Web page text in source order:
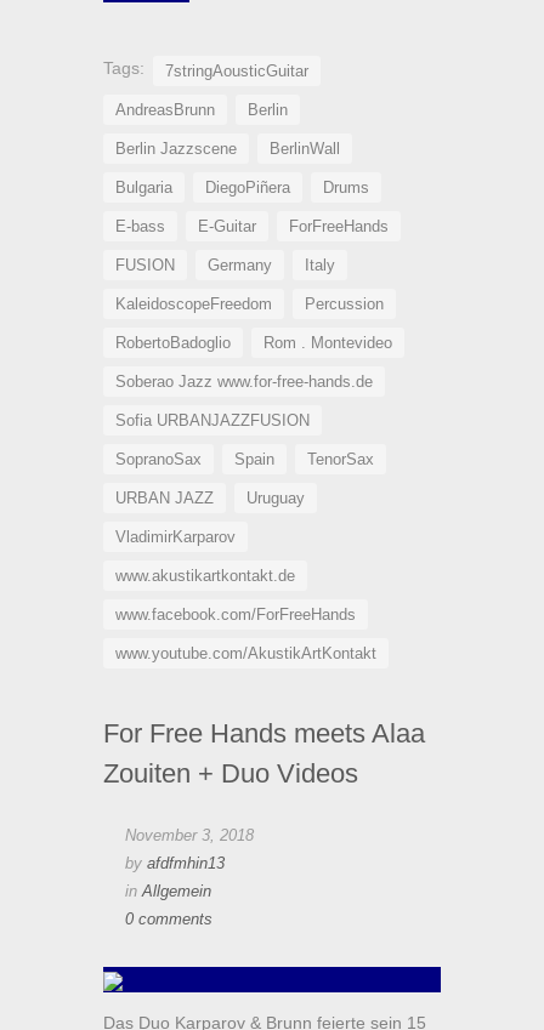
Tags: 7stringAousticGuitar
AndreasBrunn Berlin
Berlin Jazzscene BerlinWall
Bulgaria DiegoPiñera Drums
E-bass E-Guitar ForFreeHands
FUSION Germany Italy
KaleidoscopeFreedom Percussion
RobertoBadoglio Rom . Montevideo
Soberao Jazz www.for-free-hands.de
Sofia URBANJAZZFUSION
SopranoSax Spain TenorSax
URBAN JAZZ Uruguay
VladimirKarparov
www.akustikartkontakt.de
www.facebook.com/ForFreeHands
www.youtube.com/AkustikArtKontakt
For Free Hands meets Alaa
Zouiten + Duo Videos
November 3, 2018
by afdfmhin13
inAllgemein
0 comments
Das Duo Karparov & Brunn feierte sein 15